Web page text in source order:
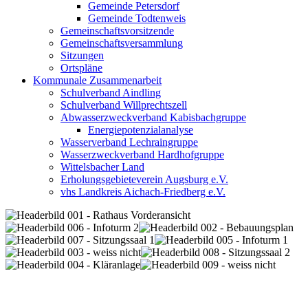
Gemeinde Petersdorf
Gemeinde Todtenweis
Gemeinschaftsvorsitzende
Gemeinschaftsversammlung
Sitzungen
Ortspläne
Kommunale Zusammenarbeit
Schulverband Aindling
Schulverband Willprechtszell
Abwasserzweckverband Kabisbachgruppe
Energiepotenzialanalyse
Wasserverband Lechraingruppe
Wasserzweckverband Hardhofgruppe
Wittelsbacher Land
Erholungsgebieteverein Augsburg e.V.
vhs Landkreis Aichach-Friedberg e.V.